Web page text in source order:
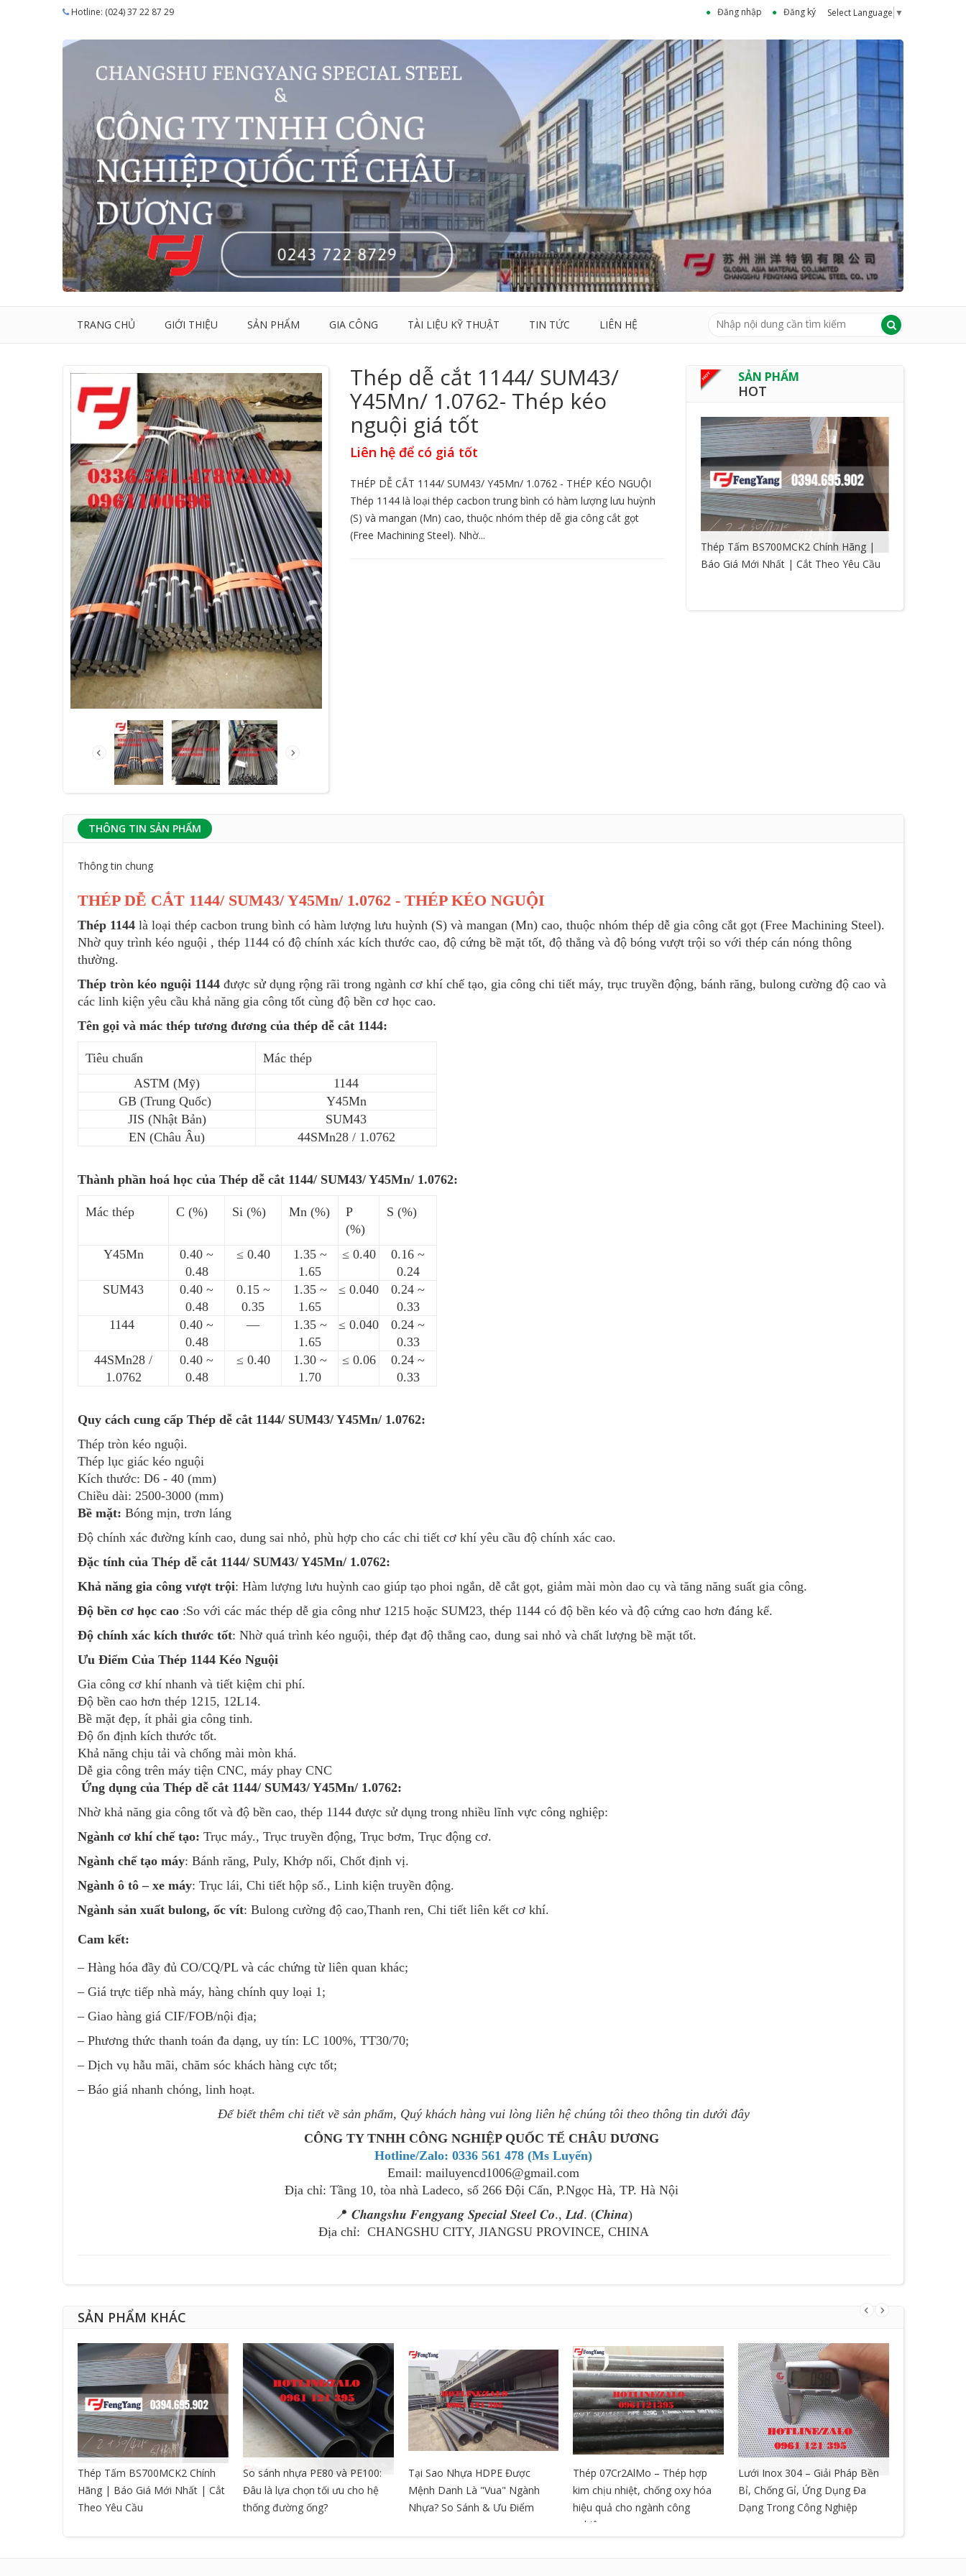
Hotline: (024) 37 22 87 29 Đăng nhập Đăng ký Select Language ▼
TRANG CHỦ GIỚI THIỆU SẢN PHẨM GIA CÔNG TÀI LIỆU KỸ THUẬT TIN TỨC LIÊN HỆ
Thép dễ cắt 1144/ SUM43/
Y45Mn/ 1.0762- Thép kéo
nguội giá tốt
Liên hệ để có giá tốt
THÉP DỄ CẮT 1144/ SUM43/ Y45Mn/ 1.0762 - THÉP KÉO NGUỘI
Thép 1144 là loại thép cacbon trung bình có hàm lượng lưu huỳnh
(S) và mangan (Mn) cao, thuộc nhóm thép dễ gia công cắt gọt
(Free Machining Steel). Nhờ...
SẢN PHẨM
HOT
Thép Tấm BS700MCK2 Chính Hãng |
Báo Giá Mới Nhất | Cắt Theo Yêu Cầu
THÔNG TIN SẢN PHẨM
Thông tin chung
THÉP DỄ CẮT 1144/ SUM43/ Y45Mn/ 1.0762 - THÉP KÉO NGUỘI
Thép 1144 là loại thép cacbon trung bình có hàm lượng lưu huỳnh (S) và mangan (Mn) cao, thuộc nhóm thép dễ gia công cắt gọt (Free Machining Steel).
Nhờ quy trình kéo nguội , thép 1144 có độ chính xác kích thước cao, độ cứng bề mặt tốt, độ thẳng và độ bóng vượt trội so với thép cán nóng thông
thường.
Thép tròn kéo nguội 1144 được sử dụng rộng rãi trong ngành cơ khí chế tạo, gia công chi tiết máy, trục truyền động, bánh răng, bulong cường độ cao và
các linh kiện yêu cầu khả năng gia công tốt cùng độ bền cơ học cao.
Tên gọi và mác thép tương đương của thép dễ cắt 1144:
Tiêu chuẩn
Mác thép
ASTM (Mỹ)
1144
GB (Trung Quốc)
Y45Mn
JIS (Nhật Bản)
SUM43
EN (Châu Âu)
44SMn28 / 1.0762
Thành phần hoá học của Thép dễ cắt 1144/ SUM43/ Y45Mn/ 1.0762:
Mác thép C (%) Si (%) Mn (%)
P
(%)
S (%)
Y45Mn
0.40 ~
0.48
≤ 0.40
1.35 ~
1.65
≤ 0.40
0.16 ~
0.24
SUM43
0.40 ~
0.48
0.15 ~
0.35
1.35 ~
1.65
≤ 0.040
0.24 ~
0.33
1144
0.40 ~
0.48
—
1.35 ~
1.65
≤ 0.040
0.24 ~
0.33
44SMn28 /
1.0762
0.40 ~
0.48
≤ 0.40
1.30 ~
1.70
≤ 0.06
0.24 ~
0.33
Quy cách cung cấp Thép dễ cắt 1144/ SUM43/ Y45Mn/ 1.0762:
Thép tròn kéo nguội.
Thép lục giác kéo nguội
Kích thước: D6 - 40 (mm)
Chiều dài: 2500-3000 (mm)
Bề mặt: Bóng mịn, trơn láng
Độ chính xác đường kính cao, dung sai nhỏ, phù hợp cho các chi tiết cơ khí yêu cầu độ chính xác cao.
Đặc tính của Thép dễ cắt 1144/ SUM43/ Y45Mn/ 1.0762:
Khả năng gia công vượt trội: Hàm lượng lưu huỳnh cao giúp tạo phoi ngắn, dễ cắt gọt, giảm mài mòn dao cụ và tăng năng suất gia công.
Độ bền cơ học cao :So với các mác thép dễ gia công như 1215 hoặc SUM23, thép 1144 có độ bền kéo và độ cứng cao hơn đáng kể.
Độ chính xác kích thước tốt: Nhờ quá trình kéo nguội, thép đạt độ thẳng cao, dung sai nhỏ và chất lượng bề mặt tốt.
Ưu Điểm Của Thép 1144 Kéo Nguội
Gia công cơ khí nhanh và tiết kiệm chi phí.
Độ bền cao hơn thép 1215, 12L14.
Bề mặt đẹp, ít phải gia công tinh.
Độ ổn định kích thước tốt.
Khả năng chịu tải và chống mài mòn khá.
Dễ gia công trên máy tiện CNC, máy phay CNC
Ứng dụng của Thép dễ cắt 1144/ SUM43/ Y45Mn/ 1.0762:
Nhờ khả năng gia công tốt và độ bền cao, thép 1144 được sử dụng trong nhiều lĩnh vực công nghiệp:
Ngành cơ khí chế tạo: Trục máy., Trục truyền động, Trục bơm, Trục động cơ.
Ngành chế tạo máy: Bánh răng, Puly, Khớp nối, Chốt định vị.
Ngành ô tô – xe máy: Trục lái, Chi tiết hộp số., Linh kiện truyền động.
Ngành sản xuất bulong, ốc vít: Bulong cường độ cao,Thanh ren, Chi tiết liên kết cơ khí.
Cam kết:
– Hàng hóa đầy đủ CO/CQ/PL và các chứng từ liên quan khác;
– Giá trực tiếp nhà máy, hàng chính quy loại 1;
– Giao hàng giá CIF/FOB/nội địa;
– Phương thức thanh toán đa dạng, uy tín: LC 100%, TT30/70;
– Dịch vụ hẫu mãi, chăm sóc khách hàng cực tốt;
– Báo giá nhanh chóng, linh hoạt.
Để biết thêm chi tiết về sản phẩm, Quý khách hàng vui lòng liên hệ chúng tôi theo thông tin dưới đây
CÔNG TY TNHH CÔNG NGHIỆP QUỐC TẾ CHÂU DƯƠNG
Hotline/Zalo: 0336 561 478 (Ms Luyến)
Email: mailuyencd1006@gmail.com
Địa chỉ: Tầng 10, tòa nhà Ladeco, số 266 Đội Cấn, P.Ngọc Hà, TP. Hà Nội
📍 𝑪𝒉𝒂𝒏𝒈𝒔𝒉𝒖 𝑭𝒆𝒏𝒈𝒚𝒂𝒏𝒈 𝑺𝒑𝒆𝒄𝒊𝒂𝒍 𝑺𝒕𝒆𝒆𝒍 𝑪𝒐., 𝑳𝒕𝒅. (𝑪𝒉𝒊𝒏𝒂)
Địa chỉ: CHANGSHU CITY, JIANGSU PROVINCE, CHINA
SẢN PHẨM KHÁC
Thép Tấm BS700MCK2 Chính
Hãng | Báo Giá Mới Nhất | Cắt
Theo Yêu Cầu
So sánh nhựa PE80 và PE100:
Đâu là lựa chọn tối ưu cho hệ
thống đường ống?
Tại Sao Nhựa HDPE Được
Mệnh Danh Là "Vua" Ngành
Nhựa? So Sánh & Ưu Điểm
Thép 07Cr2AlMo – Thép hợp
kim chịu nhiệt, chống oxy hóa
hiệu quả cho ngành công
nghiệp
Lưới Inox 304 – Giải Pháp Bền
Bỉ, Chống Gỉ, Ứng Dụng Đa
Dạng Trong Công Nghiệp